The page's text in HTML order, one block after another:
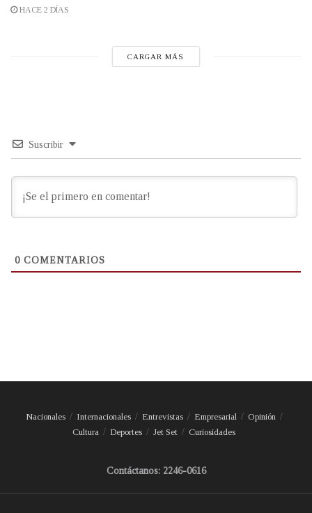
HACE 2 DÍAS
CARGAR MÁS
Suscribir
0 COMENTARIOS
Nacionales Internacionales Entrevistas Empresarial
Opinión
Cultura
Deportes Jet Set Curiosidades
Contáctanos: 2246-0616